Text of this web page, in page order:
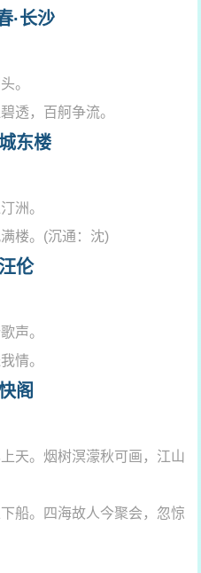
·长沙
。
透，百舸争流。
东楼
洲。
楼。(沉通：沈)
伦
声。
情。
阁
天。烟树溟濛秋可画，江山
船。四海故人今聚会，忽惊